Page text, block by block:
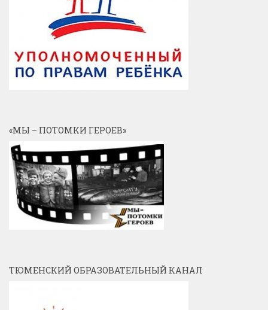
«МЫ – ПОТОМКИ ГЕРОЕВ»
ТЮМЕНСКИЙ ОБРАЗОВАТЕЛЬНЫЙ КАНАЛ